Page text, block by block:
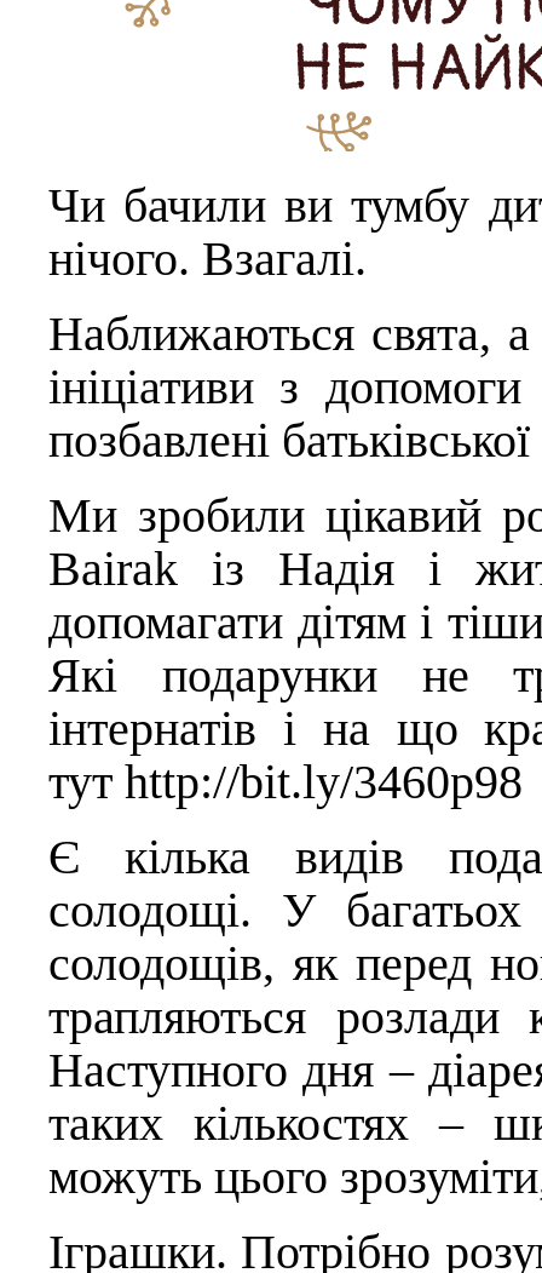
Чи бачили ви тумбу
нічого. Взагалі.
Наближаються свята,
ініціативи з
позбавлені
Ми зробили цікавий
Bairak із Надія і
допомагати дітям і
Які подарунки не
інтернатів і на що
тут http://bit.ly/3460p98
Є кілька видів
солодощі. У багатьох
солодощів, як перед
трапляються розлади
Наступного дня –
таких кількостях –
можуть цього
Іграшки. Потрібно